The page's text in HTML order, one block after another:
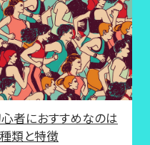
者におすすめなのは
類と特徴